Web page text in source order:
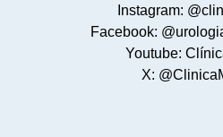
Instagram:
Facebook:
Youtube:
X: